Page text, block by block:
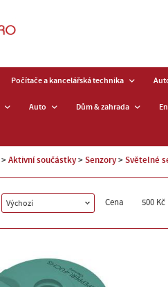
Počítače a kancelářská technika
Auto Dům & zahrada
Aktivní součástky Senzory Světelné
Výchozí Cena 500 Kč